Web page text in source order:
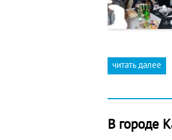
читать далее
В городе